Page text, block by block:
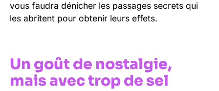
vous faudra dénicher les passages secrets qui
les abritent pour obtenir leurs effets.
Un goût de nostalgie,
mais avec trop de sel